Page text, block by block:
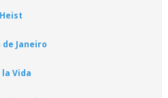
Janeiro
Vida